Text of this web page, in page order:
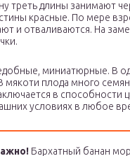
треть длины занимают
красные. По мере
и отваливаются. На
миниатюрные. В
мякоти плода много
в способности
условиях в любое
Бархатный банан